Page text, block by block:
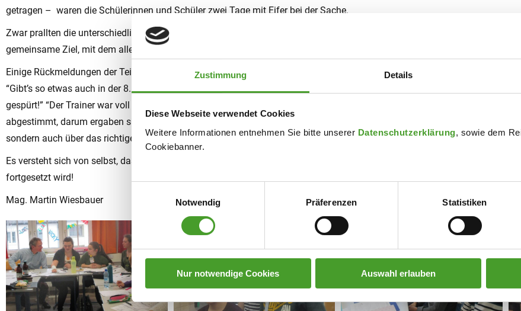
Zustimmung Details
Diese Webseite verwendet Cookies
Weitere Informationen entnehmen Sie bitte unserer Datenschutzerklärung, sowie dem
Cookiebanner.
Notwendig
Präferenzen Statistiken
Nur notwendige Cookies Auswahl erlauben
getragen – waren die Schülerinnen und Schüler zwei Tage mit Eifer bei der Sache.
Zwar prallten die unterschiedlichen Interessen heftig aufeinander, es wurde leidenschaftlich diskutiert und argumentiert,
gemeinsame Ziel, mit dem alle gut leben konnten, im Mittelpunkt.
Einige Rückmeldungen der Teilnehmerinnen und Teilnehmer:
“Gibt’s so etwas auch in der 8. Klasse wieder ?” “Der Trainer hat alles verständlich erklärt ” “Er hat die zwei Tage mit
gespürt!” “Der Trainer war voll kompetent und cool !” “Wir haben viel Neues kennengelernt” Die Daten, mit denen wir
abgestimmt, darum ergaben sich aktuelle Verbindungen!” “Es war eine Form, Wirtschaft als spannend kennenzulernen !”
sondern auch über das richtige Diskutieren dazugelernt!”
Es versteht sich von selbst, dass dieser Teil der wirtschaftspolitischen Bildung, an dem WRG und ORG in gleicher Weise
fortgesetzt wird!
Mag. Martin Wiesbauer